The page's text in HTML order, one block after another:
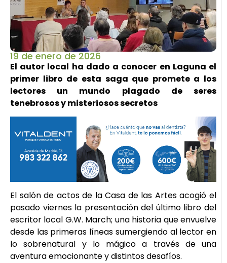
19 de enero de 2026
El autor local ha dado a conocer en Laguna el
primer libro de esta saga que promete a los
lectores un mundo plagado de seres
tenebrosos y misteriosos secretos
El salón de actos de la Casa de las Artes acogió el
pasado viernes la presentación del último libro del
escritor local G.W. March; una historia que envuelve
desde las primeras líneas sumergiendo al lector en
lo sobrenatural y lo mágico a través de una
aventura emocionante y distintos desafíos.